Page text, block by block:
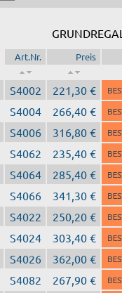
GRUNDREGAL
Art.Nr. Preis
S4002 221,30 €
S4004 266,40 €
S4006 316,80 €
S4062 235,40 €
S4064 285,40 €
S4066 341,30 €
S4022 250,20 €
S4024 303,40 €
S4026 362,00 €
S4082 267,90 €